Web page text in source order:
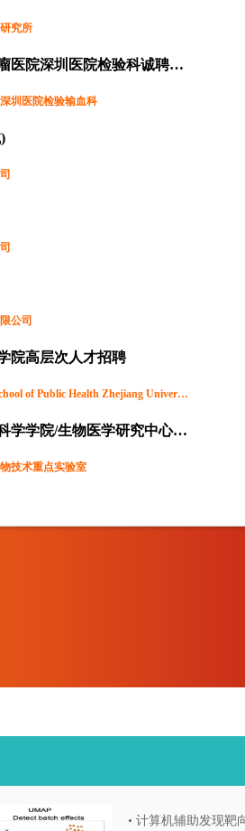
究所
中国医学科学院肿瘤医院深圳医院检验科诚聘海内外优秀人才
圳医院检验输血科
公司
院高层次人才招聘
浙江大学公共卫生学院 School of Public Health Zhejiang University
广西师范大学生命科学学院/生物医学研究中心诚聘海内外人才
技术重点实验室
•计算机辅助发现靶向EGFR G-